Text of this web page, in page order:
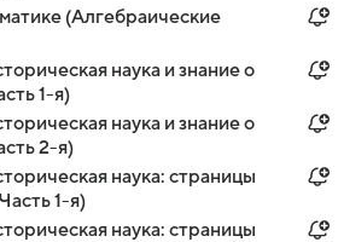
(Алгебраические
наука и знание о
1-я)
наука и знание о
2-я)
наука: страницы
1-я)
наука: страницы